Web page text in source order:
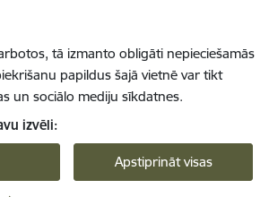
tā izmanto obligāti nepieciešamās
papildus šajā vietnē var tikt
un sociālo mediju sīkdatnes.
izvēli:
Apstiprināt visas